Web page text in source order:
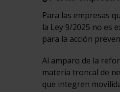
Para las empresas
la Ley 9/2025 no es
para la acción
Al amparo de la
materia troncal de
que integren